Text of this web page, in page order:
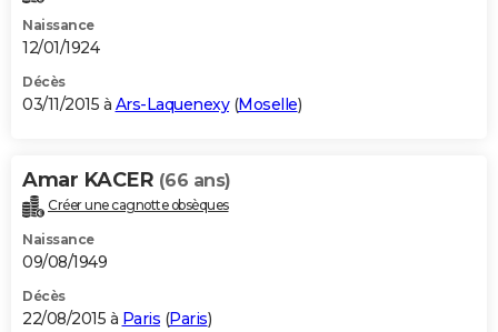
Naissance
12/01/1924
Décès
03/11/2015 à Ars-Laquenexy(Moselle)
Amar KACER (66 ans)
Créer une cagnotte obsèques
Naissance
09/08/1949
Décès
22/08/2015 à Paris (Paris)